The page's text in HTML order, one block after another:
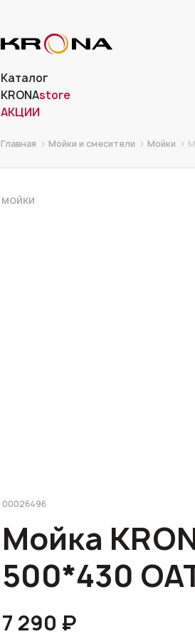
Каталог
KRONAstore
АКЦИИ
Главная Мойки и смесители Мойки
МОЙКИ
00026496
Мойка
500*430
7 290 ₽